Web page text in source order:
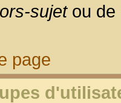
sujetou de
page